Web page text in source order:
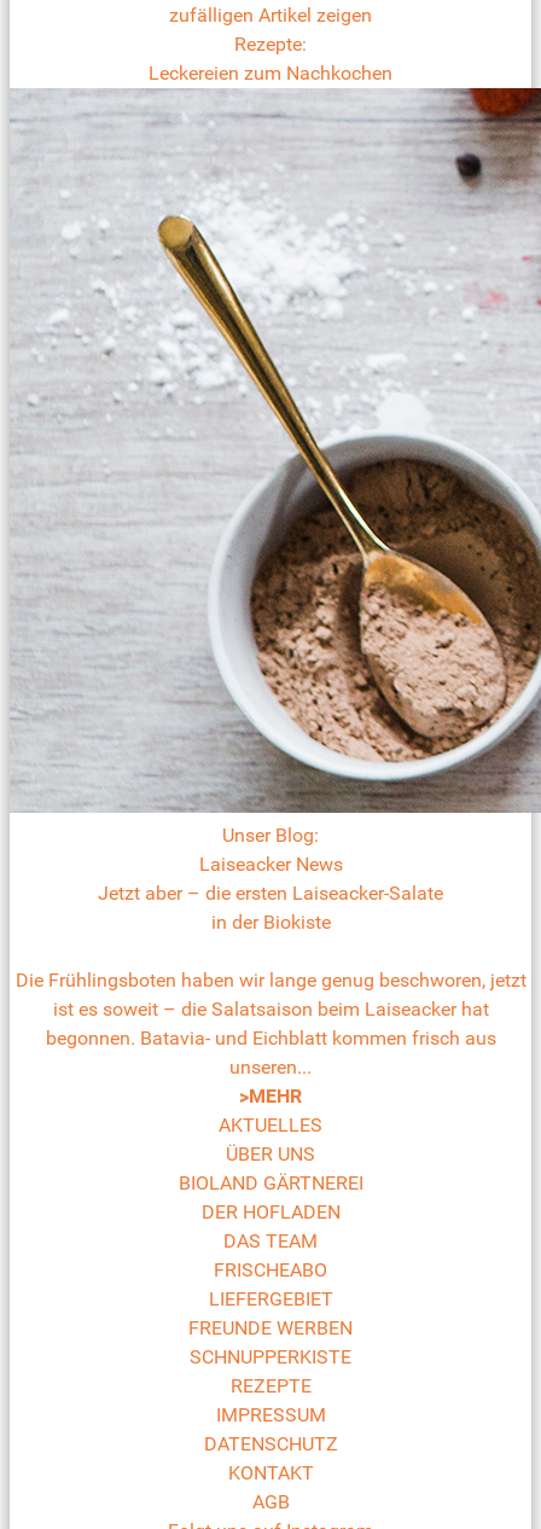
zufälligen Artikel zeigen
Rezepte:
Leckereien zum Nachkochen
Unser Blog:
Laiseacker News
Jetzt aber – die ersten Laiseacker-Salate
in der Biokiste
Die Frühlingsboten haben wir lange genug beschworen, jetzt
ist es soweit – die Salatsaison beim Laiseacker hat
begonnen. Batavia- und Eichblatt kommen frisch aus
unseren...
>MEHR
AKTUELLES
ÜBER UNS
BIOLAND GÄRTNEREI
DER HOFLADEN
DAS TEAM
FRISCHEABO
LIEFERGEBIET
FREUNDE WERBEN
SCHNUPPERKISTE
REZEPTE
IMPRESSUM
DATENSCHUTZ
KONTAKT
AGB